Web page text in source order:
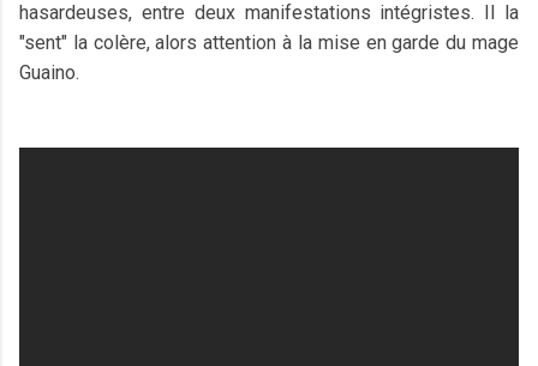
hasardeuses, entre deux manifestations intégristes. Il la
"sent" la colère, alors attention à la mise en garde du mage
Guaino.